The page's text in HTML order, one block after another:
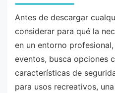
Antes de descargar
considerar para qué la
en un entorno
eventos, busca opciones
características de
para usos recreativos,